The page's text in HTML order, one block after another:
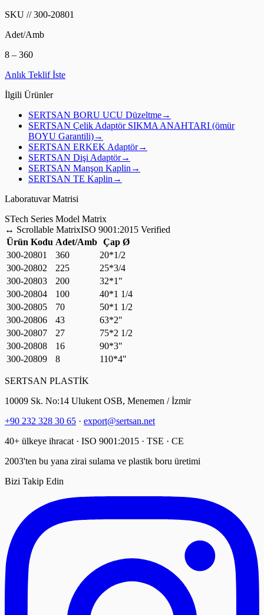
SKU // 300-20801
Adet/Amb
8 – 360
Anlık Teklif İste
İlgili Ürünler
SERTSAN BORU UCU Düzeltme→
SERTSAN Çelik Adaptör SIKMA ANAHTARI (ömür
BOYU Garantili)→
SERTSAN ERKEK Adaptör→
SERTSAN Dişi Adaptör→
SERTSAN Manşon Kaplin →
SERTSAN TE Kaplin →
Laboratuvar Matrisi
STech Series Model Matrix
↔ Scrollable MatrixISO 9001:2015 Verified
Ürün Kodu Adet/Amb Çap Ø
300-20801
360
20*1/2
300-20802
225
25*3/4
300-20803
200
32*1"
300-20804
100
40*1 1/4
300-20805
70
50*1 1/2
300-20806
43
63*2"
300-20807
27
75*2 1/2
300-20808
16
90*3"
300-20809
8 110*4"
SERTSAN PLASTİK
10009 Sk. No:14 Ulukent OSB, Menemen / İzmir
+90 232 328 30 65 · export@sertsan.net
40+ ülkeye ihracat · ISO 9001:2015 · TSE · CE
2003'ten bu yana zirai sulama ve plastik boru üretimi
Bizi Takip Edin